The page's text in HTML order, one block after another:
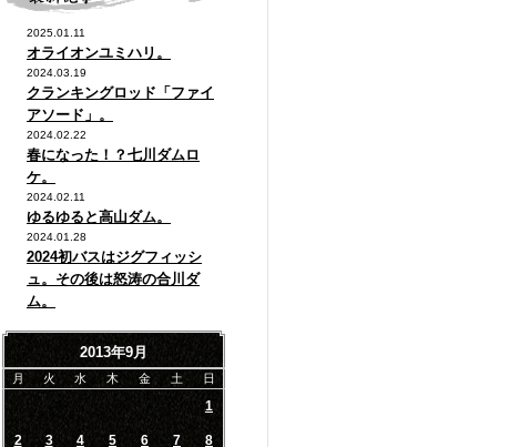
2025.01.11
オライオンユミハリ。
2024.03.19
クランキングロッド「ファイ
アソード」。
2024.02.22
春になった！？七川ダムロ
ケ。
2024.02.11
ゆるゆると高山ダム。
2024.01.28
2024初バスはジグフィッシ
ュ。その後は怒涛の合川ダ
ム。
2013年9月
月 火 水 木 金 土 日
1
2 3 4 5 6 7 8